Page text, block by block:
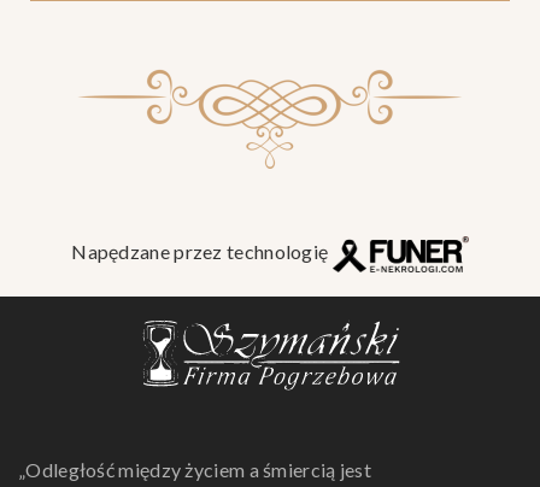
Napędzane przez technologię
„Odległość między życiem a śmiercią jest